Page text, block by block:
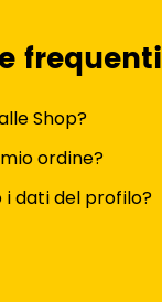
frequenti
Shop?
ordine?
dati del profilo?